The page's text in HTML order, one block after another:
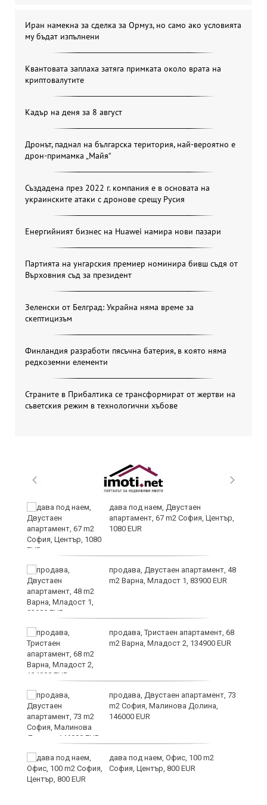
Иран намекна за сделка за Ормуз, но само ако условията
му бъдат изпълнени
Квантовата заплаха затяга примката около врата на
криптовалутите
Кадър на деня за 8 август
Дронът, паднал на българска територия, най-вероятно е
дрон-примамка „Майя“
Създадена през 2022 г. компания е в основата на
украинските атаки с дронове срещу Русия
Енергийният бизнес на Huawei намира нови пазари
Партията на унгарския премиер номинира бивш съдя от
Върховния съд за президент
Зеленски от Белград: Украйна няма време за
скептицизъм
Финландия разработи пясъчна батерия, в която няма
редкоземни елементи
Страните в Прибалтика се трансформират от жертви на
съветския режим в технологични хъбове
дава под наем, Двустаен
апартамент, 67 m2 София, Център,
1080 EUR
продава, Двустаен апартамент, 48
m2 Варна, Младост 1, 83900 EUR
продава, Тристаен апартамент, 68
m2 Варна, Младост 2, 134900 EUR
продава, Двустаен апартамент, 73
m2 София, Малинова Долина,
146000 EUR
дава под наем, Офис, 100 m2
София, Център, 800 EUR